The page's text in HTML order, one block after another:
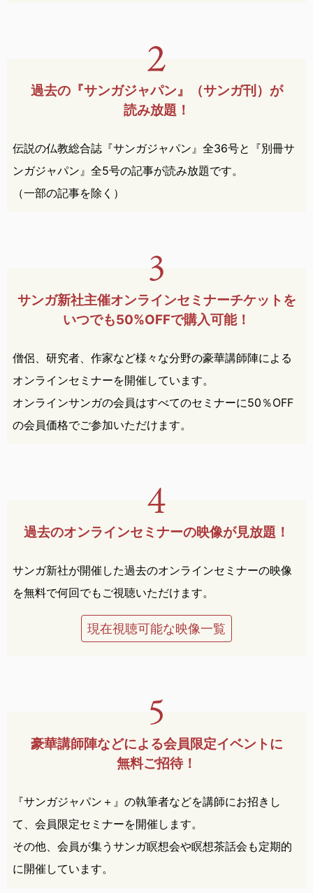
過去の『サンガジャパン』
（サンガ刊）が
読み放題！
伝説の仏教総合誌『サンガジャパン』全36号と『別冊サ
ンガジャパン』全5号の記事が読み放題です。
（一部の記事を除く）
サンガ新社主催オンラインセミナーチケットを
いつでも50%OFFで購入可能！
僧侶、研究者、作家など様々な分野の豪華講師陣による
オンラインセミナーを開催しています。
オンラインサンガの会員はすべてのセミナーに50％OFF
の会員価格でご参加いただけます。
過去のオンラインセミナーの映像が見放題！
サンガ新社が開催した過去のオンラインセミナーの映像
を無料で何回でもご視聴いただけます。
現在視聴可能な映像一覧
豪華講師陣などによる会員限定イベントに
無料ご招待！
『サンガジャパン＋』の執筆者などを講師にお招きし
て、会員限定セミナーを開催します。
その他、会員が集うサンガ瞑想会や瞑想茶話会も定期的
に開催しています。